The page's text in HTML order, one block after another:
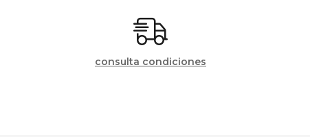
consulta condiciones